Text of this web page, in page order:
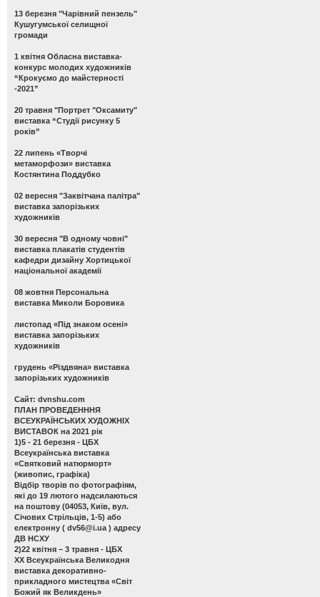
13 березня "Чарівний пензель"
Кушугумської селищної
громади
1 квітня Обласна виставка-
конкурс молодих художників
“Крокуємо до майстерності
-2021”
20 травня "Портрет "Оксамиту"
виставка “Студії рисунку 5
років”
22 липень «Творчі
метаморфози» виставка
Костянтина Поддубко
02 вересня "Заквітчана палітра"
виставка запорізьких
художників
30 вересня "В одному човні"
виставка плакатів студентів
кафедри дизайну Хортицької
національної академії
08 жовтня Персональна
виставка Миколи Боровика
листопад «Під знаком осені»
виставка запорізьких
художників
грудень «Різдвяна» виставка
запорізьких художників
Сайт: dvnshu.com
ПЛАН ПРОВЕДЕНННЯ
ВСЕУКРАЇНСЬКИХ ХУДОЖНІХ
ВИСТАВОК на 2021 рік
1)5 - 21 березня - ЦБХ
Всеукраїнська виставка
«Святковий натюрморт»
(живопис, графіка)
Відбір творів по фотографіям,
які до 19 лютого надсилаються
на поштову (04053, Київ, вул.
Січових Стрільців, 1-5) або
електронну ( dv56@i.ua ) адресу
ДВ НСХУ
2)22 квітня – 3 травня - ЦБХ
ХХ Всеукраїнська Великодня
виставка декоративно-
прикладного мистецтва «Світ
Божий як Великдень»